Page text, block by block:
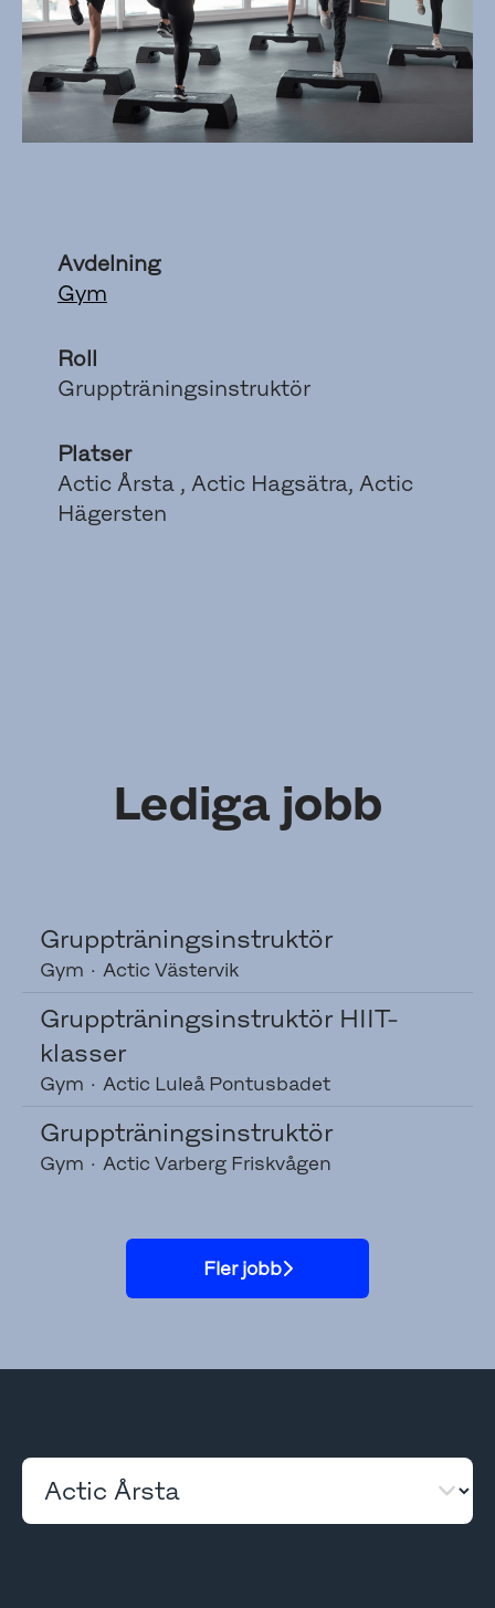
Avdelning
Gym
Roll
Gruppträningsinstruktör
Platser
Actic Årsta , Actic Hagsätra, Actic
Hägersten
Lediga jobb
Gruppträningsinstruktör
Gym · Actic Västervik
Gruppträningsinstruktör HIIT-
klasser
Gym · Actic Luleå Pontusbadet
Gruppträningsinstruktör
Gym · Actic Varberg Friskvågen
Fler jobb